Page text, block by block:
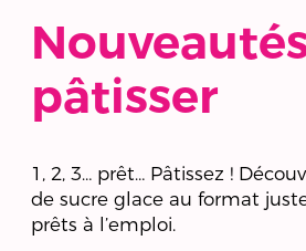
pâtisser
1, 2, 3… prêt… Pâtissez !
de sucre glace au format
prêts à l’emploi.